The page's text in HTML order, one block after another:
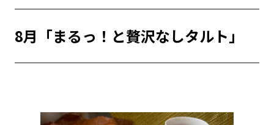
8月「まるっ！と贅沢なしタルト」